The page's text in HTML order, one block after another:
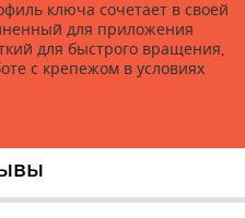
ключа сочетает в своей
для приложения
для быстрого вращения,
с крепежом в условиях